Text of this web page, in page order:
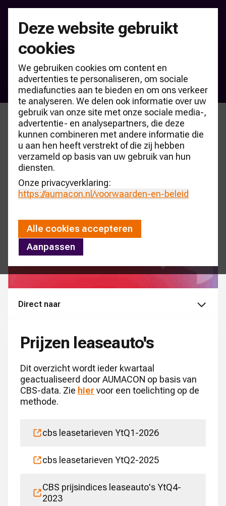
Deze website gebruikt
cookies
We gebruiken cookies om content en
advertenties te personaliseren, om sociale
mediafuncties aan te bieden en om ons verkeer
te analyseren. We delen ook informatie over uw
gebruik van onze site met onze sociale media-,
advertentie- en analysepartners, die deze
kunnen combineren met andere informatie die
u aan hen heeft verstrekt of die zij hebben
verzameld op basis van uw gebruik van hun
diensten.
Onze privacyverklaring:
https://aumacon.nl /voorwaarden-en-beleid
Alle cookies accepteren
Aanpassen
Kennisbank CARmonitor
Autoprijzen
Direct naar
Prijzen leaseauto's
Dit overzicht wordt ieder kwartaal
geactualiseerd door AUMACON op basis van
CBS-data. Zie hier voor een toelichting op de
methode.
cbs leasetarieven YtQ1-2026
cbs leasetarieven YtQ2-2025
CBS prijsindices leaseauto's YtQ4-
2023